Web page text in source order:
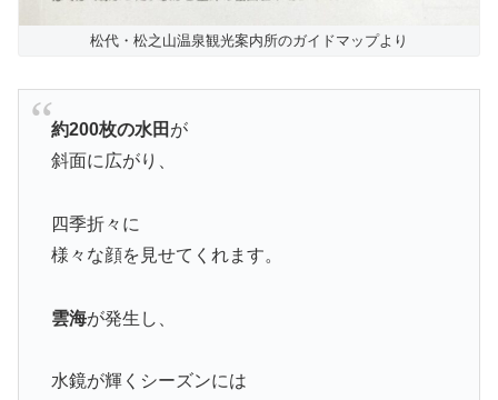
松代・松之山温泉観光案内所のガイドマップより
約200枚の水田 が
斜面に広がり、
四季折々に
様々な顔を見せてくれます。
雲海が発生し、
水鏡が輝くシーズンには